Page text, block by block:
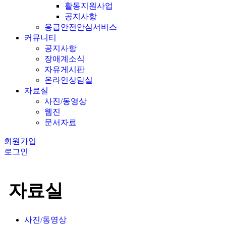
활동지원사업
공지사항
응급안전안심서비스
커뮤니티
공지사항
장애계소식
자유게시판
온라인상담실
자료실
사진/동영상
웹진
문서자료
회원가입
로그인
자료실
사진/동영상